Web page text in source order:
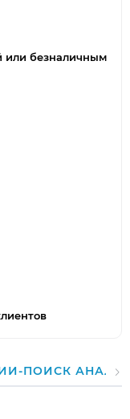
или безналичным
ПОИСК